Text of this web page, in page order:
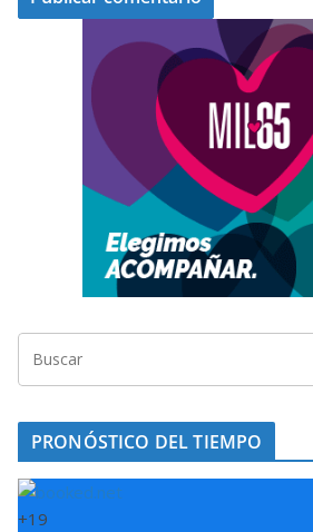
PRONÓSTICO DEL TIEMPO
+19